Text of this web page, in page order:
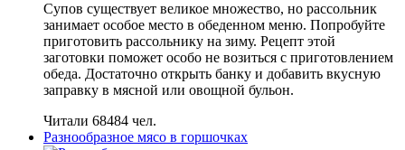
Супов существует великое множество, но рассольник
занимает особое место в обеденном меню. Попробуйте
приготовить рассольнику на зиму. Рецепт этой
заготовки поможет особо не возиться с приготовлением
обеда. Достаточно открыть банку и добавить вкусную
заправку в мясной или овощной бульон.
Читали 68484 чел.
Разнообразное мясо в горшочках